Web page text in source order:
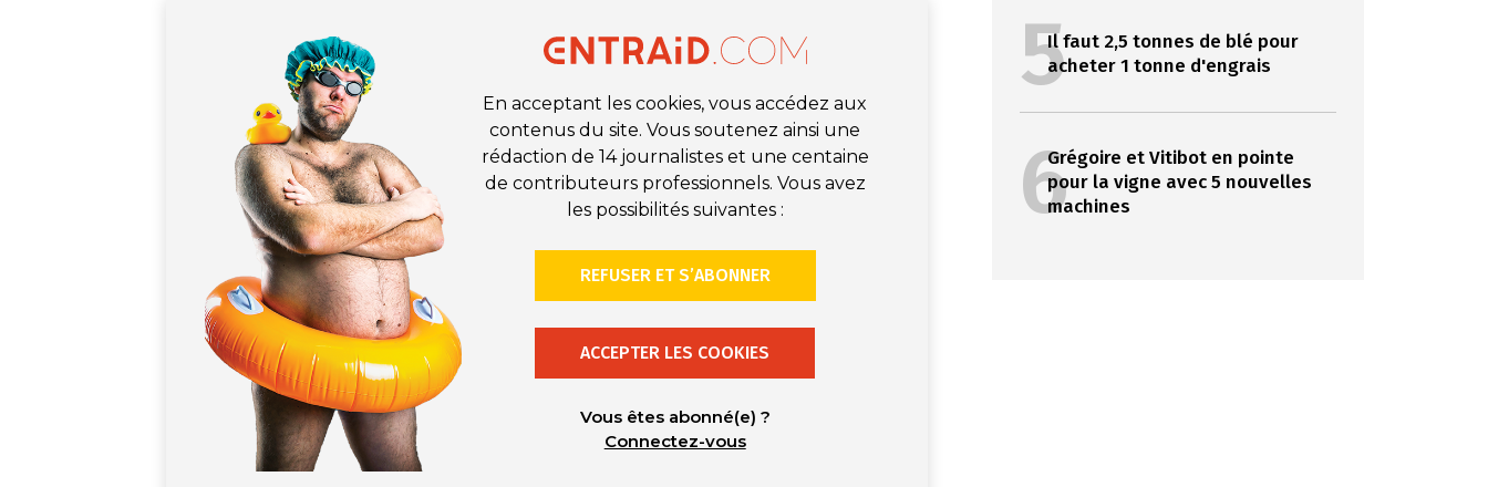
En acceptant les cookies, vous accédez aux
contenus du site. Vous soutenez ainsi une
rédaction de 14 journalistes et une centaine
de contributeurs professionnels. Vous avez
les possibilités suivantes :
REFUSER ET S’ABONNER
ACCEPTER LES COOKIES
Vous êtes abonné(e) ?
Connectez-vous
5Il faut 2,5 tonnes de blé pour
acheter 1 tonne d'engrais
6Grégoire et Vitibot en pointe
pour la vigne avec 5 nouvelles
machines